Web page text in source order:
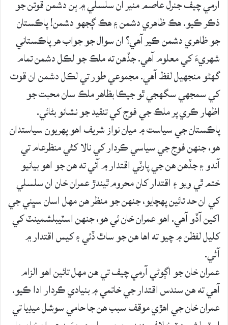
آرمي چيف جنرل عاصم منير ان سلسلي ۾ ٻن دشمن قوتن جو
ذڪر ڪيو. هڪ ظاهري دشمن ۽ هڪ ڳجهو دشمن! پاڪستان
جو ظاهري دشمن ڪير آهي؟ ان سوال جو جواب هر پاڪستاني
شهريءَ کي معلوم آهي. جڏهن ته ملڪ جو لڪل دشمن تمام
گهڻو منجهيل لفظ آهي. مجموعي طور تي لڪل دشمن ان قوت
کي سمجهي سگهجي ٿو جيڪا بظاهر ملڪ سان محبت جو
اظهار ڪري پر ملڪ جي فوج کي تنقيد جو نشانو بڻائي.
پاڪستان جي سياست ۾ ميان نواز شريف اهو پهريون سياستدان
هو، جنهن فوج جي سياسي ڪردار کي نالا کڻي منظرعام تي
آندو ۽ جڏهن هن جي پارٽي اقتدار ۾ آئي ته هن جو اهو بيانيو
ختم ٿي ويو ۽ اقتدار کان محروم ٿيندڙ عمران خان ان سلسلي
کي ان حد تائين پهچايو، جنهن جو منظر هن مهل اسان سڀني جي
اکين آڏو آهي. اهو عمران خان ئي هو، جنهن اسٽيبلشمينٽ کي
کليل لفظن ۾ چيو ته اها هن جو ساٿ ڏئي ۽ کيس اقتدار ۾
آڻي.
عمران خان جو اڳوڻي آرمي چيف تي هن مهل تائين اهو الزام
آهي ته هن سندس اقتدار جي خاتمي ۾ بنيادي ڪردار ادا ڪيو.
عمران خان جي اهڙي موقف سبب هن جا حامي سوشل ميڊيا تي